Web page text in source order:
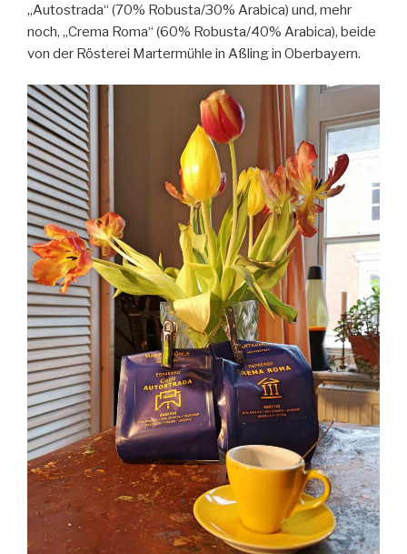
„Autostrada“ (70% Robusta/30% Arabica) und, mehr
noch, „Crema Roma“ (60% Robusta/40% Arabica), beide
von der Rösterei Martermühle in Aßling in Oberbayern.